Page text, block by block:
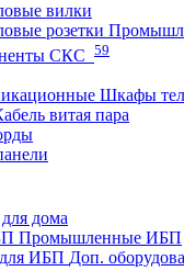
вилки
СКС 59
Шкафы
витая пара
дома
Промышленные ИБП
Доп.